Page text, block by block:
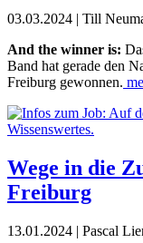
03.03.2024 | Till
And the winner is:
Band hat gerade den
Freiburg gewonnen.
Wege in die
Freiburg
13.01.2024 | Pascal